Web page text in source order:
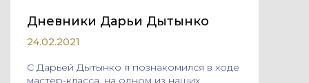
Дневники Дарьи Дытынко
24.02.2021
С Дарьей Дытынко я познакомился в ходе
мастер-класса, на одном из наших